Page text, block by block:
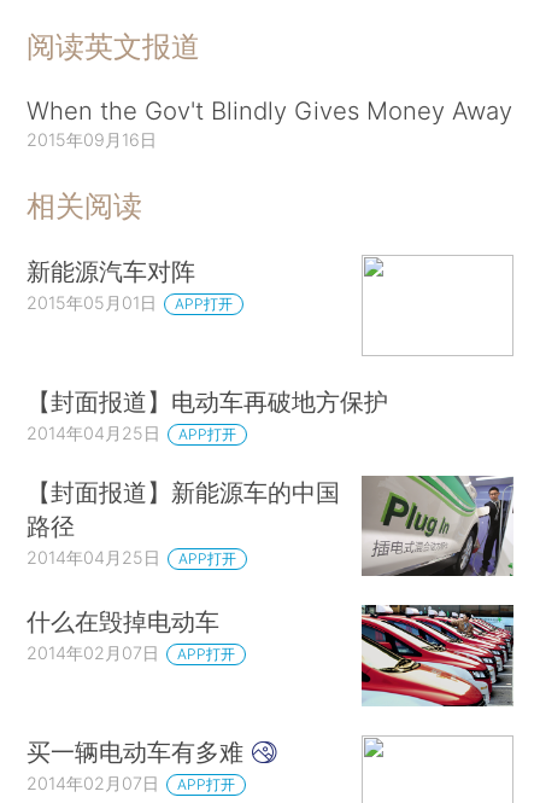
阅读英文报道
When the Gov't Blindly Gives Money Away
2015年09月16日
相关阅读
新能源汽车对阵
2015年05月01日 APP打开
【封面报道】电动车再破地方保护
2014年04月25日 APP打开
【封面报道】新能源车的中国
路径
2014年04月25日 APP打开
什么在毁掉电动车
2014年02月07日 APP打开
买一辆电动车有多难
2014年02月07日 APP打开